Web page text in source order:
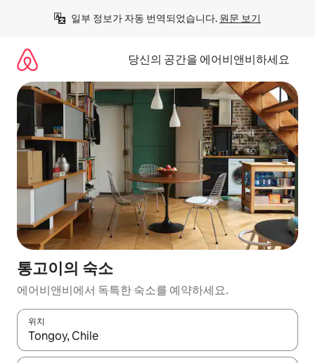
일부 정보가 자동 번역되었습니다. 원문 보기
당신의 공간을 에어비앤비하세요
통고이의 숙소
에어비앤비에서 독특한 숙소를 예약하세요.
위치
결과가 나오면 위·아래 화살표 키를 사용하거나 터치 또는 스와이